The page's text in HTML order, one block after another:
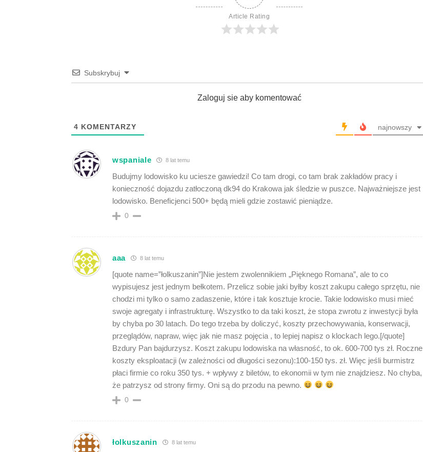
Article Rating
Subskrybuj
Zaloguj sie aby komentować
4 KOMENTARZY najnowszy
wspaniale 8 lat temu
Budujmy lodowisko ku uciesze gawiedzi! Co tam drogi, co tam brak zakładów pracy i
konieczność dojazdu zatłoczoną dk94 do Krakowa jak śledzie w puszce. Najważniejsze jest
lodowisko. Beneficjenci 500+ będą mieli gdzie zostawić pieniądze.
0
aaa 8 lat temu
[quote name=”łolkuszanin”]Nie jestem zwolennikiem „Pięknego Romana”, ale to co
wypisujesz jest jednym bełkotem. Przelicz sobie jaki byłby koszt zakupu całego sprzętu, nie
chodzi mi tylko o samo zadaszenie, które i tak kosztuje krocie. Takie lodowisko musi mieć
swoje agregaty i infrastrukturę. Wszystko to da taki koszt, że stopa zwrotu z inwestycji była
by chyba po 30 latach. Do tego trzeba by doliczyć, koszty przechowywania, konserwacji,
przeglądów, napraw, więc jak nie masz pojęcia , to lepiej napisz o klockach lego.[/quote]
Bzdury Pan bajdurzysz. Koszt zakupu lodowiska na własność, to ok. 600-700 tys zł. Roczne
koszty eksploatacji (w zależności od długości sezonu):100-150 tys. zł. Więc jeśli burmistrz
płaci firmie co roku 350 tys. + wpływy z biletów, to ekonomii w tym nie znajdziesz. No chyba,
że patrzysz od strony firmy. Oni są do przodu na pewno.
0
łolkuszanin 8 lat temu